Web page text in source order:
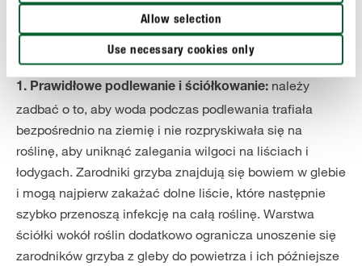
Allow selection
Use necessary cookies only
ziemniaczana. Już kilka prostych interwencji podczas
pielęgnacji pomidorów i ziemniaków może skutecznie
zapobiec pojawieniu się zarazy.
1. Prawidłowe podlewanie i ściółkowanie: należy
zadbać o to, aby woda podczas podlewania trafiała
bezpośrednio na ziemię i nie rozpryskiwała się na
roślinę, aby uniknąć zalegania wilgoci na liściach i
łodygach. Zarodniki grzyba znajdują się bowiem w glebie
i mogą najpierw zakażać dolne liście, które następnie
szybko przenoszą infekcję na całą roślinę. Warstwa
ściółki wokół roślin dodatkowo ogranicza unoszenie się
zarodników grzyba z gleby do powietrza i ich późniejsze